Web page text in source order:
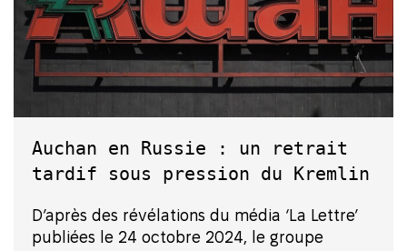
Auchan en Russie : un retrait
tardif sous pression du Kremlin
D’après des révélations du média ‘La Lettre’
publiées le 24 octobre 2024, le groupe